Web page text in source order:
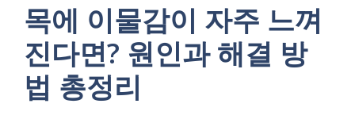
목에 이물감이 자주 느껴
진다면? 원인과 해결 방
법 총정리